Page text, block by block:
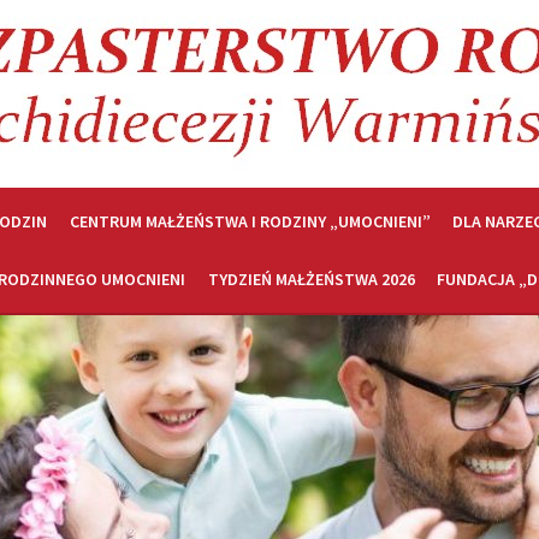
CENTRUM MAŁŻEŃSTWA I RODZINY „UMOCNIENI” DLA
UMOCNIENI TYDZIEŃ MAŁŻEŃSTWA 2026 FUNDACJA